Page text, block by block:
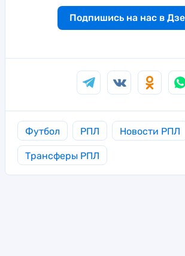
Подпишись на нас в
Футбол РПЛ Новости РПЛ
Трансферы РПЛ